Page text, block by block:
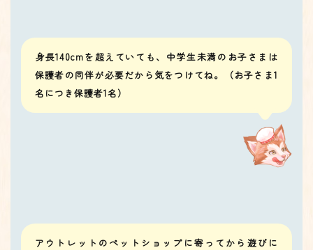
身長140cmを超えていても、中学生未満のお子さまは
保護者の同伴が必要だから気をつけてね。（お子さま1
名につき保護者1名）
アウトレットのペットショップに寄ってから遊びに